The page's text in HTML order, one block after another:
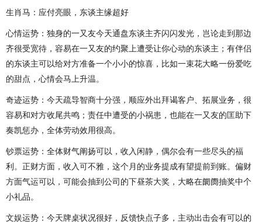
生肖马：应付亮眼，东谈主缘超好
心情运势：独身的一又友今天通盘东谈主齐闪闪发光，岂论走到那边
齐很受宽待，容易在一又友的约聚上遭受让你心动的东谈主；有伴侣
的东谈主可以给对方准备一个小小的惊喜，比如一束花大略一份爱吃
的甜点，心情会马上升温。
奇迹运势：今天疏导智商十分强，顺应外出拜谒客户、拓展业务，很
容易和对方收尾共鸣；责任中遭受的小祸患，也能在一又友的匡助下
奏凯惩办，全体劳动效用很高。
钞票运势：全体财气阐扬可以，收入闲静，偶尔会有一些尽头的福
利。正财方面，收入可不雅，这个月的业务提成有望提前到账。偏财
方面气运可以，可能会抽到公司的下昼茶大奖，大略在阛阓抽奖中个
小礼品。
文娱运势：今天牌桌状况很好，反馈快点子多，主动出击会有可以的